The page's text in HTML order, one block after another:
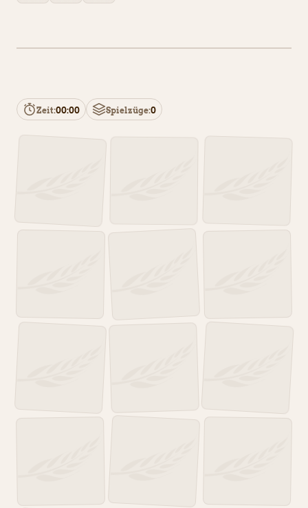
Zeit:00:00 Spielzüge:0